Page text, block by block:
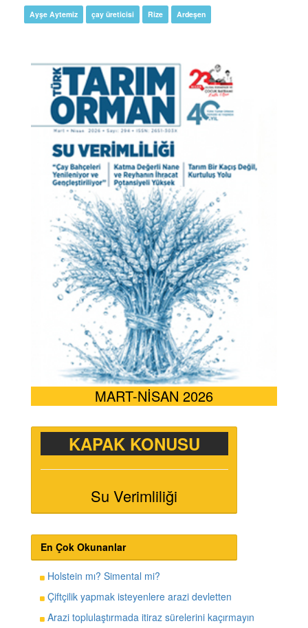
Ayşe Aytemiz çay üreticisi Rize Ardeşen
MART-NİSAN 2026
KAPAK KONUSU
Su Verimliliği
En Çok Okunanlar
Holstein mı? Simental mi?
Çiftçilik yapmak isteyenlere arazi devletten
Arazi toplulaştırmada itiraz sürelerini kaçırmayın